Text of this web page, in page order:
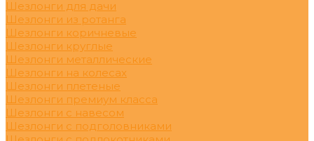
Шезлонги для дачи
Шезлонги из ротанга
Шезлонги коричневые
Шезлонги круглые
Шезлонги металлические
Шезлонги на колесах
Шезлонги плетеные
Шезлонги премиум класса
Шезлонги с навесом
Шезлонги с подголовниками